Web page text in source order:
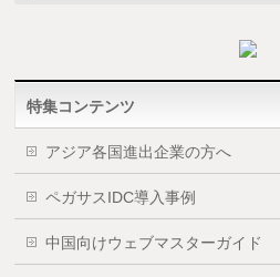
特集コンテンツ
アジア各国進出企業の方へ
ペガサスIDC導入事例
中国向けウェブマスターガイド